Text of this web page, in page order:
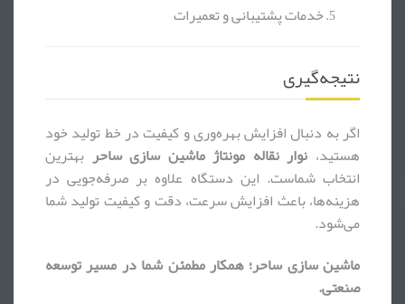
خدمات پشتیبانی و تعمیرات
نتیجه‌گیری
اگر به دنبال افزایش بهره‌وری و کیفیت در خط تولید خود
هستید، نوار نقاله مونتاژ ماشین سازی ساحر بهترین
انتخاب شماست. این دستگاه علاوه بر صرفه‌جویی در
هزینه‌ها، باعث افزایش سرعت، دقت و کیفیت تولید شما
می‌شود.
ماشین سازی ساحر؛ همکار مطمئن شما در مسیر توسعه
صنعتی.